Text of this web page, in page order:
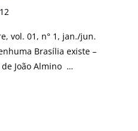
vol. 01, n° 1, jan./jun.
Brasília existe –
João Almino …